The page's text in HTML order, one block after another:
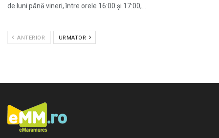
de luni până vineri, între orele 16:00 și 17:00,...
ANTERIOR URMATOR